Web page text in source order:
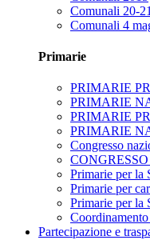
Comunali 20-
Comunali 4
Primarie
PRIMARIE
PRIMARIE
PRIMARIE
PRIMARIE
Congresso
Primarie per la
Primarie per
Primarie per la
Partecipazione e